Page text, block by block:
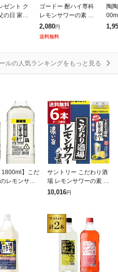
ゼント ク
の日 家飲
銭形
ゴードー 酎ハイ専科
レモンサワーの素 紙
パック 25度 1800ml
【国産リキュール】
2,080円
送料無料
陶
ギ
ルの人気ランキングをもっと見る
1800ml】こだ
レモンサワ
トリー ソー
サントリー こだわり酒
場 レモンサワーの素 濃
い旨 パック 1.8L×6本(1
10,016円